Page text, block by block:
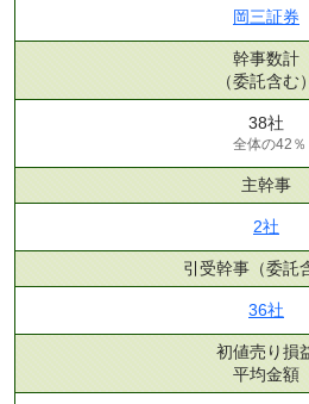
岡三証券
幹事数計
（委託含む）
38社
全体の42％
主幹事
2社
引受幹事 （委託
36社
初値売り損
平均金額